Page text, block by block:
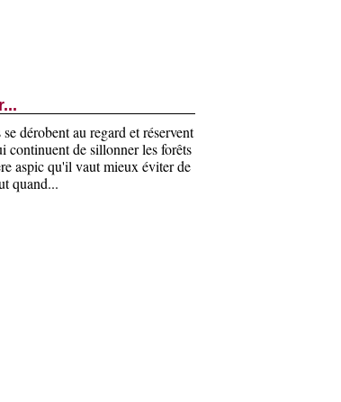
dérobent au regard et réservent
continuent de sillonner les forêts
aspic qu'il vaut mieux éviter de
quand...